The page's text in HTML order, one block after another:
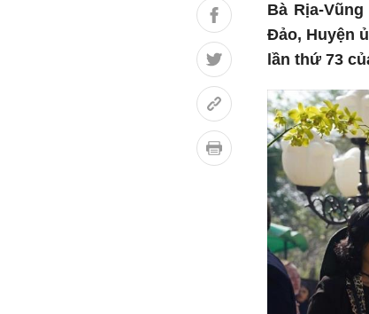
Bà Rịa-
Đảo, Huyện
lần thứ 73